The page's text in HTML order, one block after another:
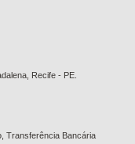
Recife - PE.
Transferência Bancária